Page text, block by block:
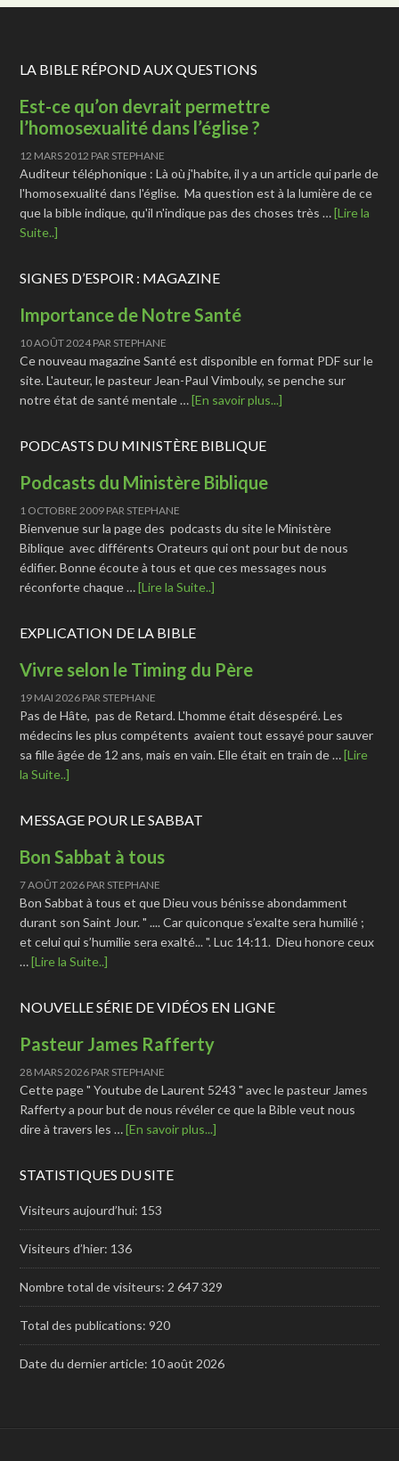
LA BIBLE RÉPOND AUX QUESTIONS
Est-ce qu’on devrait permettre
l’homosexualité dans l’église ?
12 MARS 2012 PAR STEPHANE
Auditeur téléphonique : Là où j'habite, il y a un article qui parle de
l'homosexualité dans l'église. Ma question est à la lumière de ce
que la bible indique, qu'il n'indique pas des choses très …[Lire la
Suite..]
SIGNES D’ESPOIR : MAGAZINE
Importance de Notre Santé
10 AOÛT 2024PAR STEPHANE
Ce nouveau magazine Santé est disponible en format PDF sur le
site. L'auteur, le pasteur Jean-Paul Vimbouly, se penche sur
notre état de santé mentale …[En savoir plus...]
PODCASTS DU MINISTÈRE BIBLIQUE
Podcasts du Ministère Biblique
1 OCTOBRE 2009 PAR STEPHANE
Bienvenue sur la page des podcasts du site le Ministère
Biblique avec différents Orateurs qui ont pour but de nous
édifier. Bonne écoute à tous et que ces messages nous
réconforte chaque …[Lire la Suite..]
EXPLICATION DE LA BIBLE
Vivre selon le Timing du Père
19 MAI 2026 PAR STEPHANE
Pas de Hâte, pas de Retard. L'homme était désespéré. Les
médecins les plus compétents avaient tout essayé pour sauver
sa fille âgée de 12 ans, mais en vain. Elle était en train de …[Lire
la Suite..]
MESSAGE POUR LE SABBAT
Bon Sabbat à tous
7 AOÛT 2026 PAR STEPHANE
Bon Sabbat à tous et que Dieu vous bénisse abondamment
durant son Saint Jour. " .... Car quiconque s’exalte sera humilié ;
et celui qui s’humilie sera exalté... ". Luc 14:11. Dieu honore ceux
…[Lire la Suite..]
NOUVELLE SÉRIE DE VIDÉOS EN LIGNE
Pasteur James Rafferty
28 MARS 2026 PAR STEPHANE
Cette page " Youtube de Laurent 5243 " avec le pasteur James
Rafferty a pour but de nous révéler ce que la Bible veut nous
dire à travers les …[En savoir plus...]
STATISTIQUES DU SITE
Visiteurs aujourd’hui: 153
Visiteurs d’hier: 136
Nombre total de visiteurs: 2 647 329
Total des publications:920
Date du dernier article: 10 août 2026